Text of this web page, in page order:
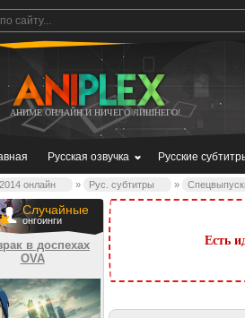
АНИМЕ ОНЛАЙН И НИЧЕГО ЛИШНЕГО!
Русская озвучка Русские
онлайн » Рус. субтитры »
Случайные
онгоинги
в доспехах
OVA
Есть